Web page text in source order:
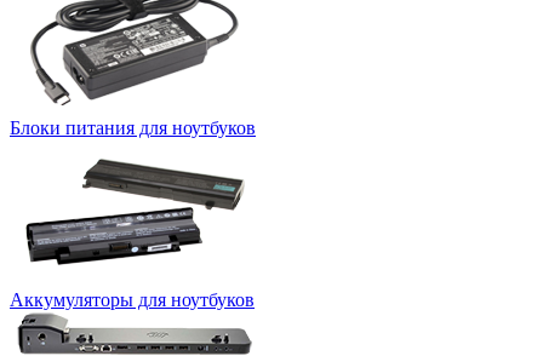
Блоки питания для ноутбуков
Аккумуляторы для ноутбуков